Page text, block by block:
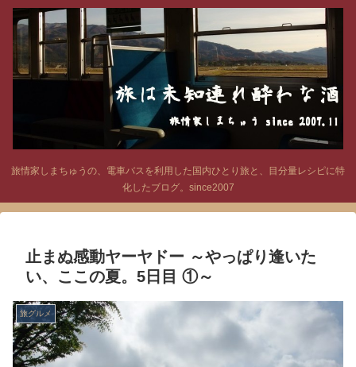
旅情家しまちゅうの、電車バスを利用した国内ひとり旅と、目分量レシピに特
化したブログ。since2007
止まぬ感動ヤーヤドー ～やっぱり逢いた
い、ここの夏。5日目 ①～
旅グルメ